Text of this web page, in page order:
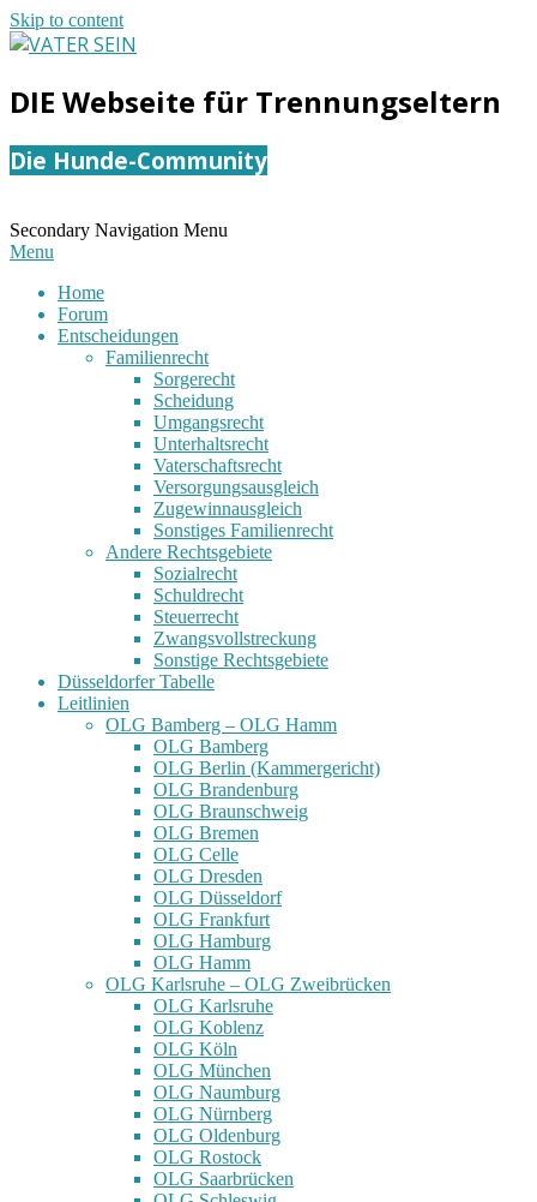
Skip to content
SEIN
DIE Webseite für Trennungseltern
Die Hunde-Community
Secondary Navigation Menu
Menu
Home
Forum
Entscheidungen
Familienrecht
Sorgerecht
Scheidung
Umgangsrecht
Unterhaltsrecht
Vaterschaftsrecht
Versorgungsausgleich
Zugewinnausgleich
Sonstiges Familienrecht
Andere Rechtsgebiete
Sozialrecht
Schuldrecht
Steuerrecht
Zwangsvollstreckung
Sonstige Rechtsgebiete
Düsseldorfer Tabelle
Leitlinien
OLG Bamberg – OLG Hamm
OLG Bamberg
OLG Berlin (Kammergericht)
OLG Brandenburg
OLG Braunschweig
OLG Bremen
OLG Celle
OLG Dresden
OLG Düsseldorf
OLG Frankfurt
OLG Hamburg
OLG Hamm
OLG Karlsruhe – OLG Zweibrücken
OLG Karlsruhe
OLG Koblenz
OLG Köln
OLG München
OLG Naumburg
OLG Nürnberg
OLG Oldenburg
OLG Rostock
OLG Saarbrücken